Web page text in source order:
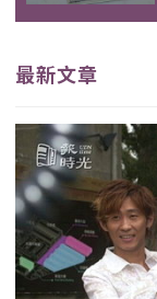
最新文章